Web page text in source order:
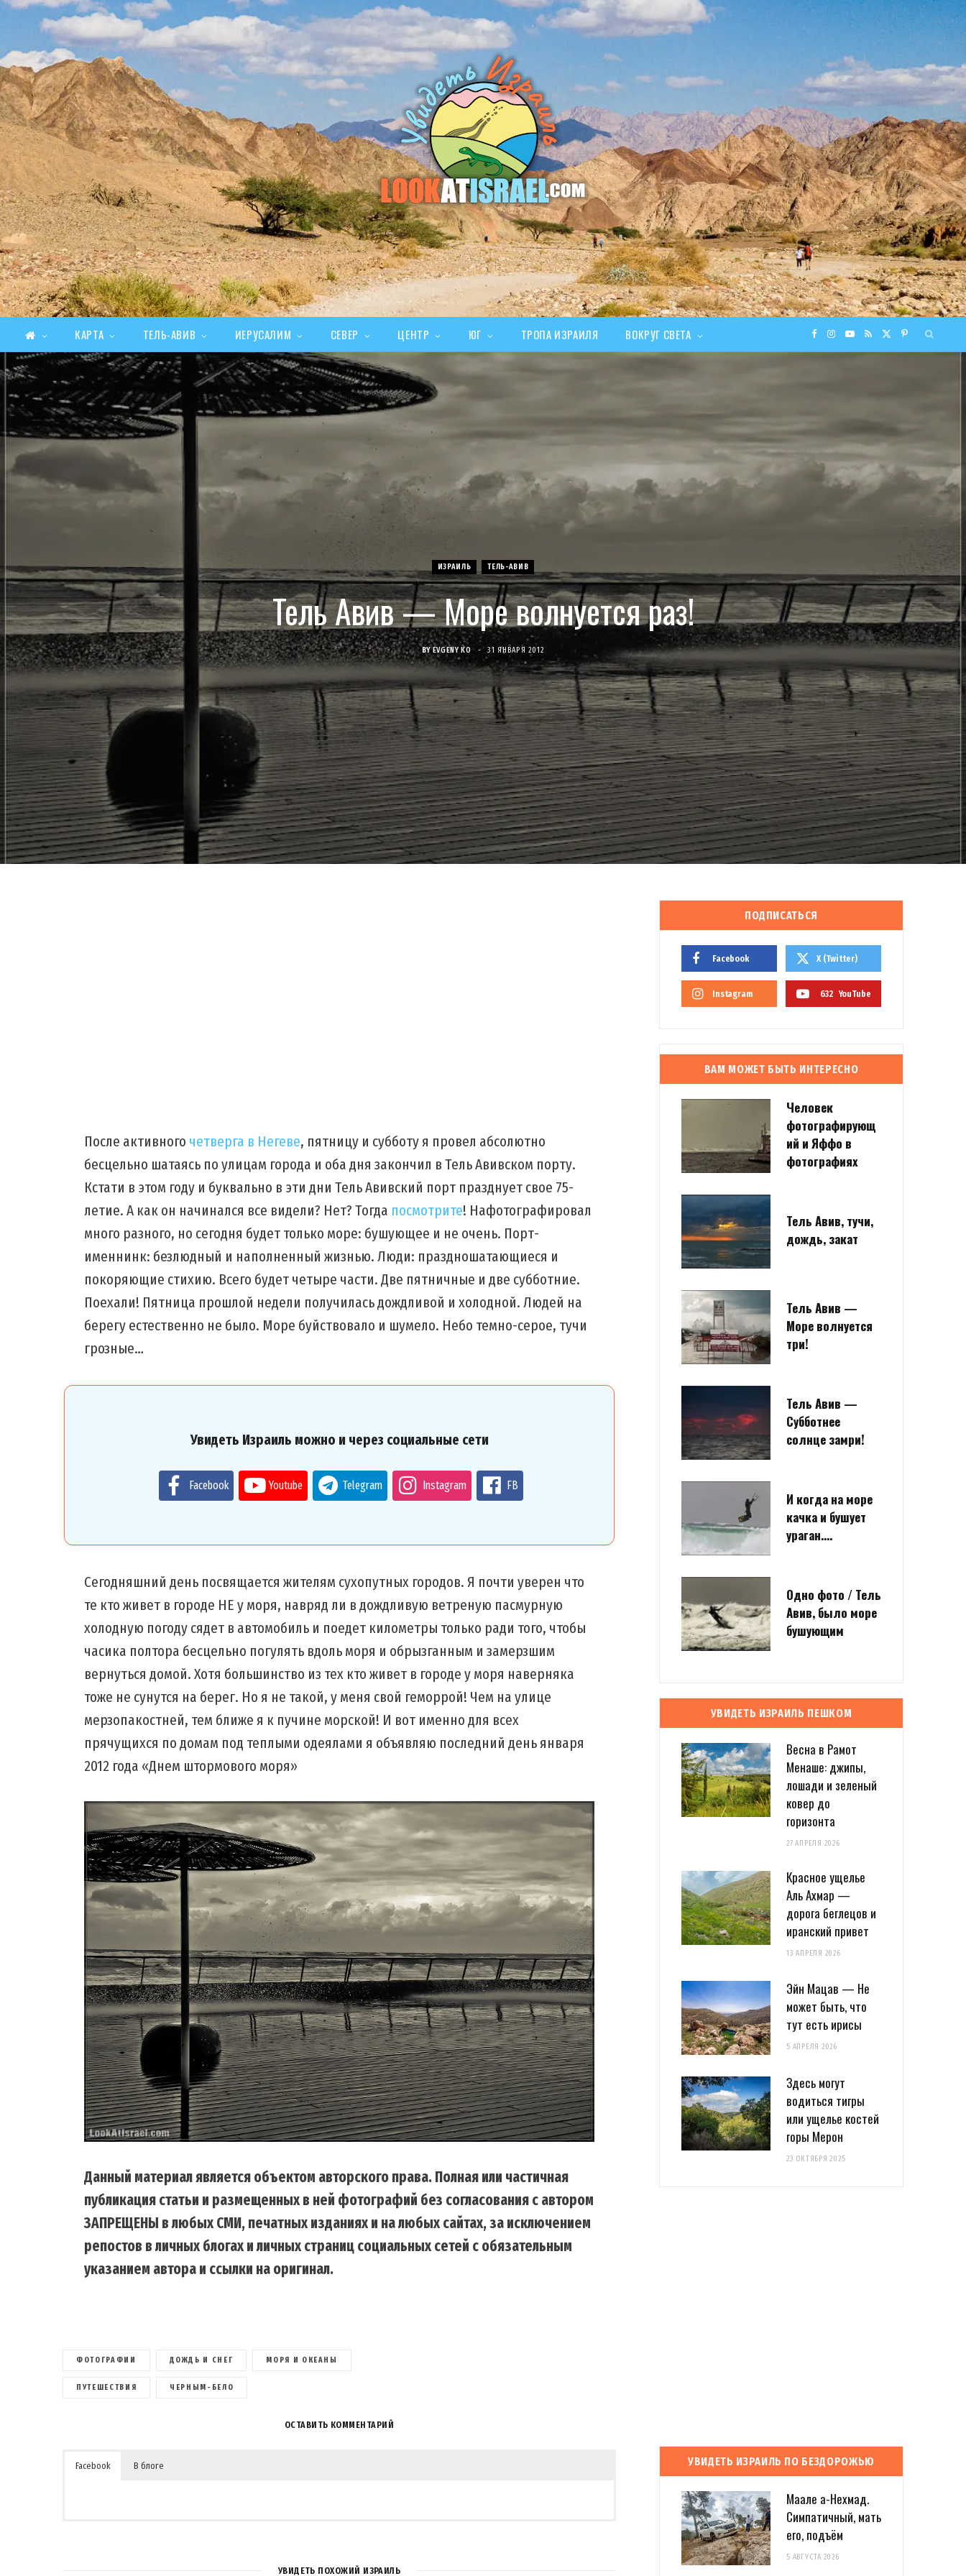
F
k
I
a
m
Y
T
R
w
e
r
)
P
e
s
t
КАРТА ТЕЛЬ-АВИВ ИЕРУСАЛИМ СЕВЕР ЦЕНТР ЮГ ТРОПА ИЗРАИЛЯ ВОКРУГ СВЕТА
ИЗРАИЛЬ ТЕЛЬ-АВИВ
Тель Авив — Море волнуется раз!
BY EVGENY KO 31 ЯНВАРЯ 2012
После активного четверга в Негеве, пятницу и субботу я провел абсолютно
бесцельно шатаясь по улицам города и оба дня закончил в Тель Авивском порту.
Кстати в этом году и буквально в эти дни Тель Авивский порт празднует свое 75-
летие. А как он начинался все видели? Нет? Тогда посмотрите! Нафотографировал
много разного, но сегодня будет только море: бушующее и не очень. Порт-
именнинк: безлюдный и наполненный жизнью. Люди: праздношатающиеся и
покоряющие стихию. Всего будет четыре части. Две пятничные и две субботние.
Поехали! Пятница прошлой недели получилась дождливой и холодной. Людей на
берегу естественно не было. Море буйствовало и шумело. Небо темно-серое, тучи
грозные…
Увидеть Израиль можно и через социальные сети
Facebook Youtube Telegram Instagram FB
Сегодняшний день посвящается жителям сухопутных городов. Я почти уверен что
те кто живет в городе НЕ у моря, навряд ли в дождливую ветреную пасмурную
холодную погоду сядет в автомобиль и поедет километры только ради того, чтобы
часика полтора бесцельно погулять вдоль моря и обрызганным и замерзшим
вернуться домой. Хотя большинство из тех кто живет в городе у моря наверняка
тоже не сунутся на берег. Но я не такой, у меня свой геморрой! Чем на улице
мерзопакостней, тем ближе я к пучине морской! И вот именно для всех
прячущихся по домам под теплыми одеялами я объявляю последний день января
2012 года «Днем штормового моря»
Данный материал является объектом авторского права. Полная или частичная
публикация статьи и размещенных в ней фотографий без согласования с автором
ЗАПРЕЩЕНЫ в любых СМИ, печатных изданиях и на любых сайтах, за исключением
репостов в личных блогах и личных страниц социальных сетей с обязательным
указанием автора и ссылки на оригинал.
ФОТОГРАФИИ ДОЖДЬ И СНЕГ МОРЯ И ОКЕАНЫ
ПУТЕШЕСТВИЯ ЧЕРНЫМ-БЕЛО
ОСТАВИТЬ КОММЕНТАРИЙ
Facebook В блоге
УВИДЕТЬ ПОХОЖИЙ ИЗРАИЛЬ
ПОДПИСАТЬСЯ
Facebook X (Twitter)
Instagram 632 YouTube
ВАМ МОЖЕТ БЫТЬ ИНТЕРЕСНО
Человек
фотографирующ
ий и Яффо в
фотографиях
Тель Авив, тучи,
дождь, закат
Тель Авив —
Море волнуется
три!
Тель Авив —
Субботнее
солнце замри!
И когда на море
качка и бушует
ураган….
Одно фото / Тель
Авив, было море
бушующим
УВИДЕТЬ ИЗРАИЛЬ ПЕШКОМ
Весна в Рамот
Менаше: джипы,
лошади и зеленый
ковер до
горизонта
27 АПРЕЛЯ 2026
Красное ущелье
Аль Ахмар —
дорога беглецов и
иранский привет
13 АПРЕЛЯ 2026
Эйн Мацав — Не
может быть, что
тут есть ирисы
5 АПРЕЛЯ 2026
Здесь могут
водиться тигры
или ущелье костей
горы Мерон
23 ОКТЯБРЯ 2025
УВИДЕТЬ ИЗРАИЛЬ ПО БЕЗДОРОЖЬЮ
Маале а-Нехмад.
Симпатичный, мать
его, подъём
5 АВГУСТА 2026